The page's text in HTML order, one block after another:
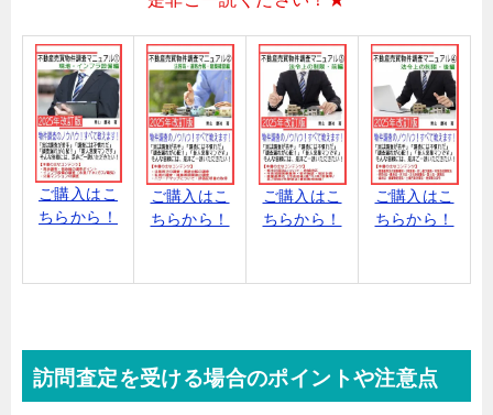
ご購入はこ
ちらから！
ご購入はこ
ちらから！
ご購入はこ
ちらから！
ご購入はこ
ちらから！
訪問査定を受ける場合のポイントや注意点